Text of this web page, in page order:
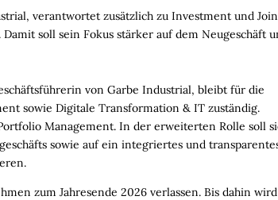
verantwortet zusätzlich zu Investment und
soll sein Fokus stärker auf dem Neugeschäft
von Garbe Industrial, bleibt für die
sowie Digitale Transformation & IT zuständig.
Management. In der erweiterten Rolle soll
sowie auf ein integriertes und
zum Jahresende 2026 verlassen. Bis dahin